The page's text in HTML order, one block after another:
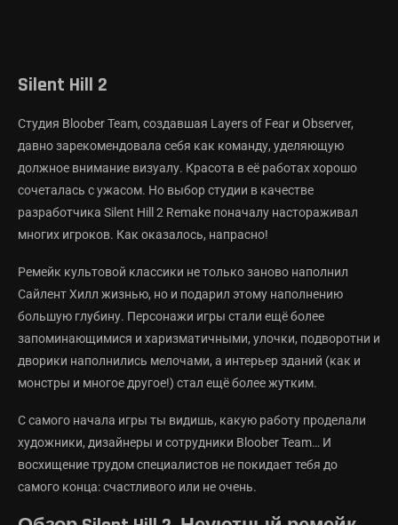
Silent Hill 2
Студия Bloober Team, создавшая Layers of Fear и Observer,
давно зарекомендовала себя как команду, уделяющую
должное внимание визуалу. Красота в её работах хорошо
сочеталась с ужасом. Но выбор студии в качестве
разработчика Silent Hill 2 Remake поначалу настораживал
многих игроков. Как оказалось, напрасно!
Ремейк культовой классики не только заново наполнил
Сайлент Хилл жизнью, но и подарил этому наполнению
большую глубину. Персонажи игры стали ещё более
запоминающимися и харизматичными, улочки, подворотни и
дворики наполнились мелочами, а интерьер зданий (как и
монстры и многое другое!) стал ещё более жутким.
С самого начала игры ты видишь, какую работу проделали
художники, дизайнеры и сотрудники Bloober Team… И
восхищение трудом специалистов не покидает тебя до
самого конца: счастливого или не очень.